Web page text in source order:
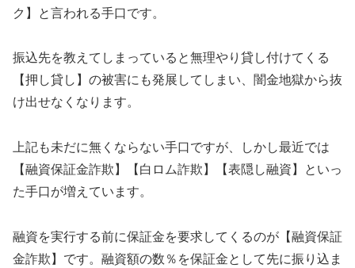
ク】と言われる手口です。
振込先を教えてしまっていると無理やり貸し付けてくる
【押し貸し】の被害にも発展してしまい、闇金地獄から抜
け出せなくなります。
上記も未だに無くならない手口ですが、しかし最近では
【融資保証金詐欺】【白ロム詐欺】【表隠し融資】といっ
た手口が増えています。
融資を実行する前に保証金を要求してくるのが【融資保証
金詐欺】です。融資額の数％を保証金として先に振り込ま